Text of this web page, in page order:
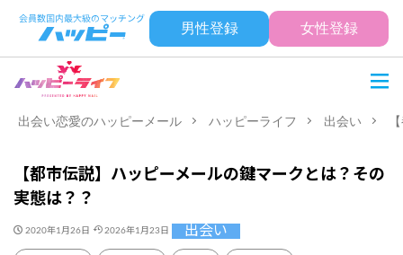
男性登録 女性登録
出会い恋愛のハッピーメール ハッピーライフ 出会い
【都市伝説】ハッピーメールの鍵マークとは？その
実態は？？
2020年1月26日 2026年1月23日 出会い